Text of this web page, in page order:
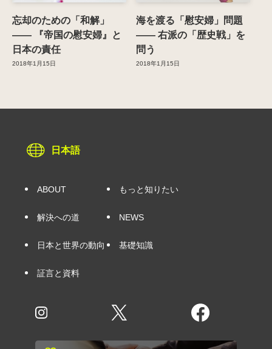
忘却のための「和解」
―― 『帝国の慰安婦』と
日本の責任
2018年1月15日
海を渡る「慰安婦」問題
―― 右派の「歴史戦」を
問う
2018年1月15日
日本語
ABOUT もっと知りたい
解決への道 NEWS
日本と世界の動向 基礎知識
証言と資料